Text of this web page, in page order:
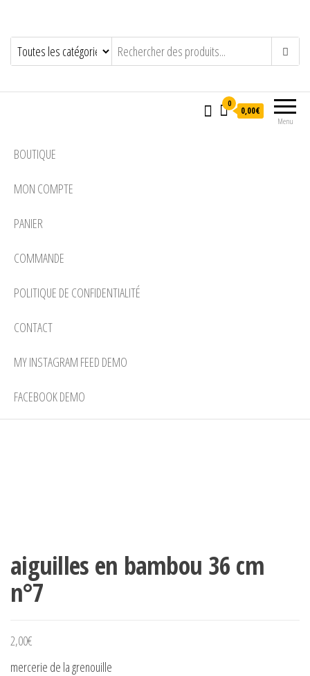
Menu
0
0,00€
BOUTIQUE
MON COMPTE
PANIER
COMMANDE
POLITIQUE DE CONFIDENTIALITÉ
CONTACT
MY INSTAGRAM FEED DEMO
FACEBOOK DEMO
aiguilles en bambou 36 cm
n°7
2,00€
mercerie de la grenouille